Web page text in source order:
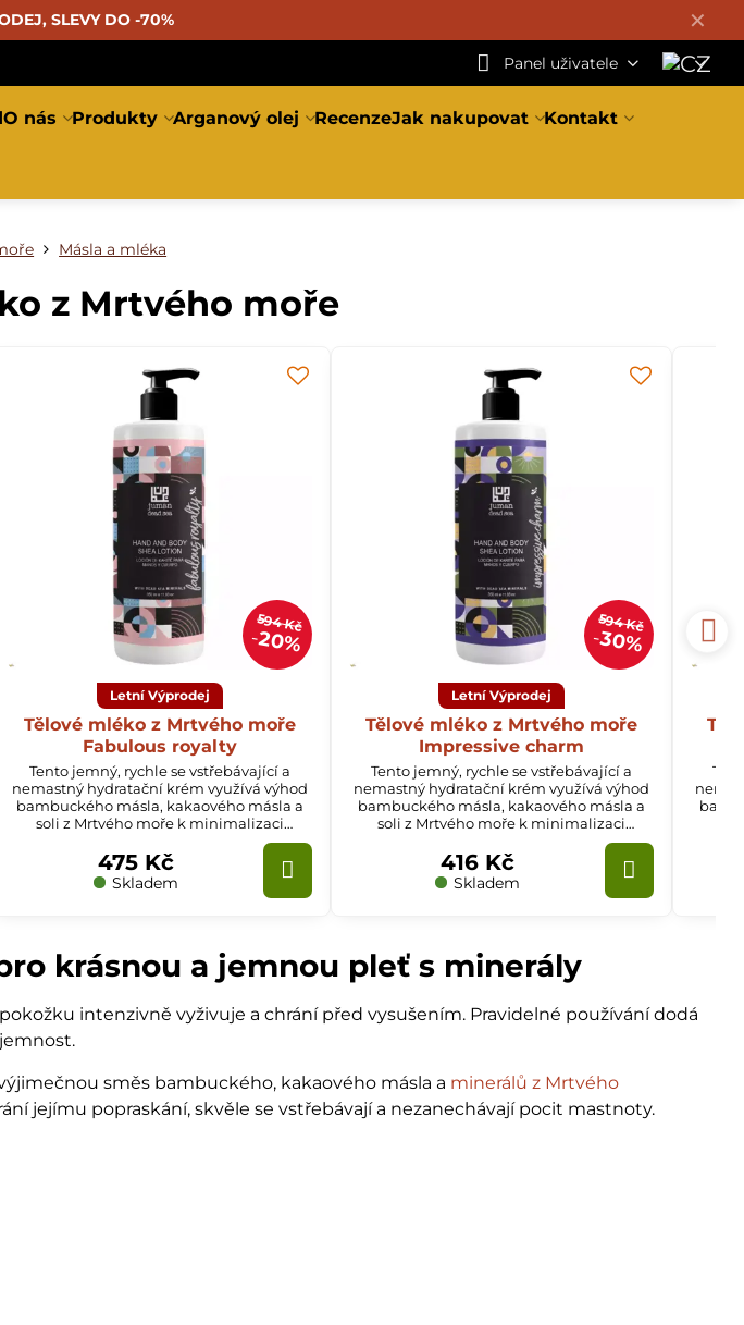
✕
SLEVY DO -70%
Panel uživatele
O nás Produkty Arganový olej RecenzeJak nakupovat Kontakt
Másla a mléka
z Mrtvého moře
594 Kč
20%
Letní Výprodej
Tělové mléko z Mrtvého moře
Fabulous royalty
Tento jemný, rychle se vstřebávající a
nemastný hydratační krém využívá výhod
bambuckého másla, kakaového másla a
soli z Mrtvého moře k minimalizaci
suchosti a ochranu před popraskáním při
pravidelném používání, přičemž
zanechává pokožku neuvěřitelně jemnou,
hladkou a vyživenou.
Skladem
475 Kč
594 Kč
30%
Letní Výprodej
Tělové mléko z Mrtvého moře
Impressive charm
Tento jemný, rychle se vstřebávající a
nemastný hydratační krém využívá výhod
bambuckého másla, kakaového másla a
soli z Mrtvého moře k minimalizaci
suchosti a ochranu před popraskáním při
pravidelném používání, přičemž
zanechává pokožku neuvěřitelně jemnou,
hladkou a vyživenou.
Skladem
416 Kč
krásnou a jemnou pleť s minerály
pokožku intenzivně vyživuje a chrání před vysušením. Pravidelné používání dodá
směs bambuckého, kakaového másla a minerálů z Mrtvého
jejímu popraskání, skvěle se vstřebávají a nezanechávají pocit mastnoty.